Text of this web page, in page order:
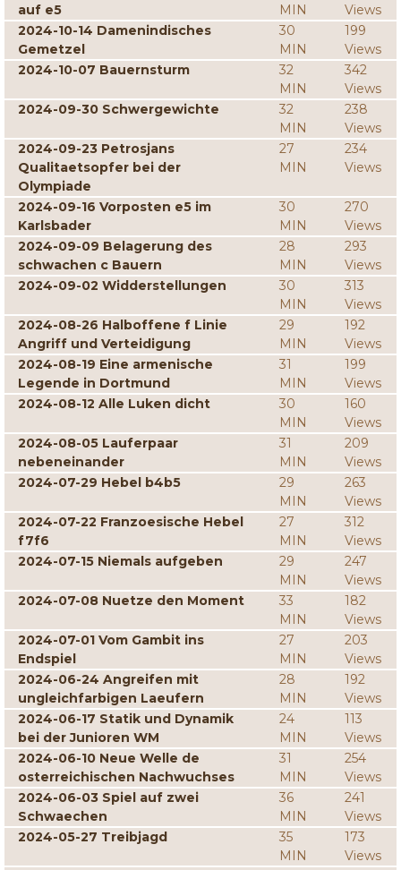
auf e5
MIN
Views
2024-10-14 Damenindisches
Gemetzel
30
MIN
199
Views
2024-10-07 Bauernsturm
32
MIN
342
Views
2024-09-30 Schwergewichte
32
MIN
238
Views
2024-09-23 Petrosjans
Qualitaetsopfer bei der
Olympiade
27
MIN
234
Views
2024-09-16 Vorposten e5 im
Karlsbader
30
MIN
270
Views
2024-09-09 Belagerung des
schwachen c Bauern
28
MIN
293
Views
2024-09-02 Widderstellungen
30
MIN
313
Views
2024-08-26 Halboffene f Linie
Angriff und Verteidigung
29
MIN
192
Views
2024-08-19 Eine armenische
Legende in Dortmund
31
MIN
199
Views
2024-08-12 Alle Luken dicht
30
MIN
160
Views
2024-08-05 Lauferpaar
nebeneinander
31
MIN
209
Views
2024-07-29 Hebel b4b5
29
MIN
263
Views
2024-07-22 Franzoesische Hebel
f7f6
27
MIN
312
Views
2024-07-15 Niemals aufgeben
29
MIN
247
Views
2024-07-08 Nuetze den Moment
33
MIN
182
Views
2024-07-01 Vom Gambit ins
Endspiel
27
MIN
203
Views
2024-06-24 Angreifen mit
ungleichfarbigen Laeufern
28
MIN
192
Views
2024-06-17 Statik und Dynamik
bei der Junioren WM
24
MIN
113
Views
2024-06-10 Neue Welle de
osterreichischen Nachwuchses
31
MIN
254
Views
2024-06-03 Spiel auf zwei
Schwaechen
36
MIN
241
Views
2024-05-27 Treibjagd
35
MIN
173
Views